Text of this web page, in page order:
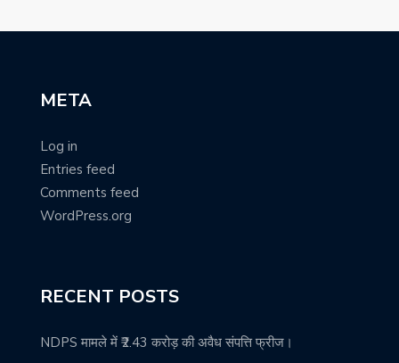
META
Log in
Entries feed
Comments feed
WordPress.org
RECENT POSTS
NDPS मामले में ₹2.43 करोड़ की अवैध संपत्ति फ्रीज।